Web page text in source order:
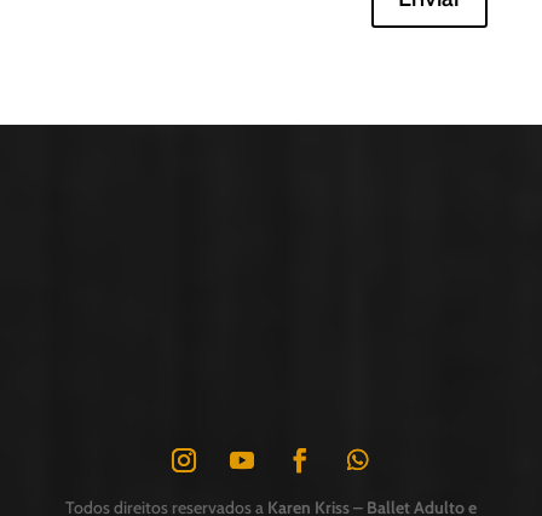
Todos direitos reservados a Karen Kriss – Ballet Adulto e